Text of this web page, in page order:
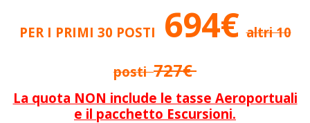
PER I PRIMI 30 POSTI 694€ altri 10
posti727€
La quota NON include le tasse Aeroportuali
e il pacchetto Escursioni.